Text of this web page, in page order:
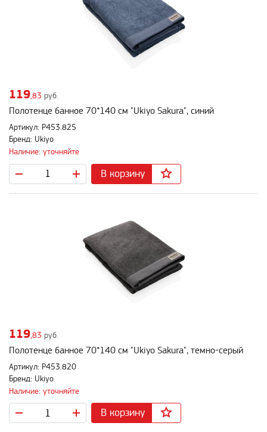
119,83 руб.
Полотенце банное 70*140 см "Ukiyo Sakura", синий
Артикул: P453.825
Бренд: Ukiyo
Наличие: уточняйте
В корзину
119 ,83 руб.
Полотенце банное 70*140 см "Ukiyo Sakura", темно-серый
Артикул: P453.820
Бренд: Ukiyo
Наличие: уточняйте
В корзину